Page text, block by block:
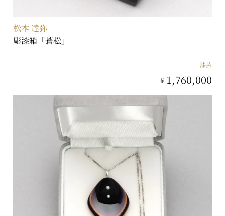
松本 達弥
彫漆箱「蒼松」
漆芸
¥ 1,760,000